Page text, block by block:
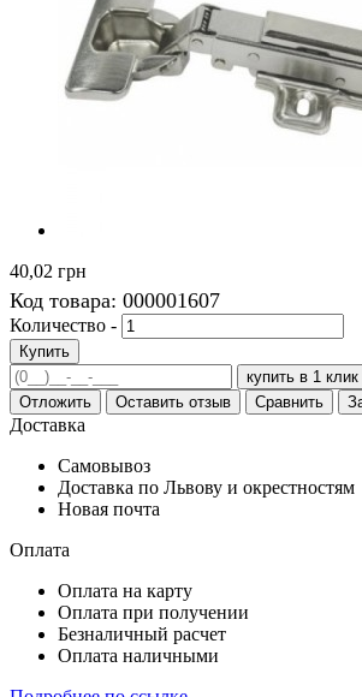
40,02 грн
Код товара: 000001607
Количество -
Купить
купить в 1 клик
Отложить
Оставить отзыв Сравнить
Доставка
Самовывоз
Доставка по Львову и окрестностям
Новая почта
Оплата
Оплата на карту
Оплата при получении
Безналичный расчет
Оплата наличными